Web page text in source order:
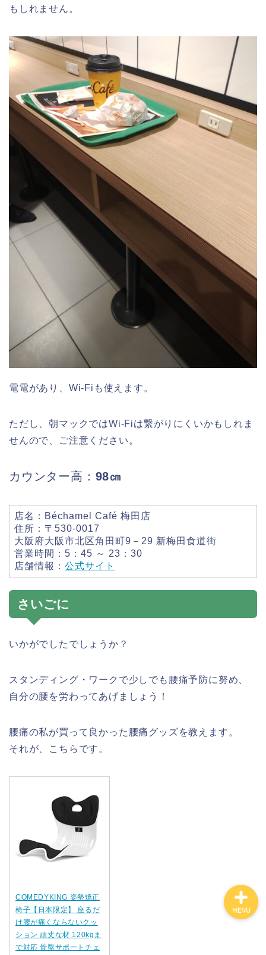
もしれません。
電電があり、Wi-Fiも使えます。
ただし、朝マックではWi-Fiは繋がりにくいかもしれま
せんので、ご注意ください。
カウンター高： 98㎝
店名：Béchamel Café 梅田店
住所：〒530-0017
大阪府大阪市北区角田町9－29 新梅田食道街
営業時間：5：45 ～ 23：30
店舗情報： 公式サイト
さいごに
いかがでしたでしょうか？
スタンディング・ワークで少しでも腰痛予防に努め、
自分の腰を労わってあげましょう！
腰痛の私が買って良かった腰痛グッズを教えます。
それが、こちらです。
COMEDYKING 姿勢矯正
椅子【日本限定】 座るだ
け腰が痛くならないクッ
ション 頑丈な材 120kgま
で対応 骨盤サポートチェ
MENU
コテージ